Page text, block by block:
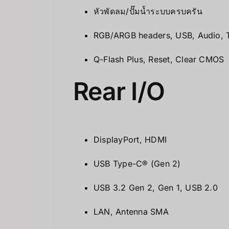
หัวพัดลม/ปั๊มน้ำระบบครบครัน
RGB/ARGB headers, USB, Audio,
Q-Flash Plus, Reset, Clear CMOS
Rear I/O
DisplayPort, HDMI
USB Type-C® (Gen 2)
USB 3.2 Gen 2, Gen 1, USB 2.0
LAN, Antenna SMA